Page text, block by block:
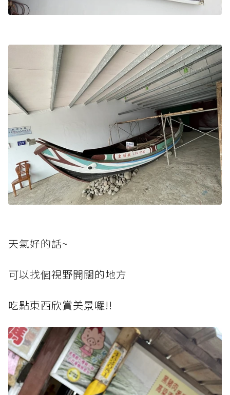
天氣好的話~
可以找個視野開闊的地方
吃點東西欣賞美景囉!!